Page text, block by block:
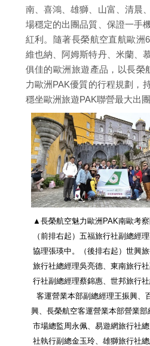
南、喜鴻、雄獅、山富、清晨
場穩定的出團品質、保證一手
紅利。隨著長榮航空直航歐洲
維也納、阿姆斯特丹、米蘭、
俱佳的歐洲旅遊產品，以長榮
力歐洲PAK優質的行程規劃，
穩坐歐洲旅遊PAK聯營最大出團
▲長榮航空魅力歐洲PAK南歐考察
（前排右起）五福旅行社副總經
協理張瑛中。（後排右起）世興
旅行社總經理吳亮德、東南旅行
行社副總經理蔡錦惠、世邦旅行
客運營業本部副總經理王振興、
興、長榮航空客運營業本部營業部
市場總監周永佩、易遊網旅行社
社執行副總金玉玲、雄獅旅行社